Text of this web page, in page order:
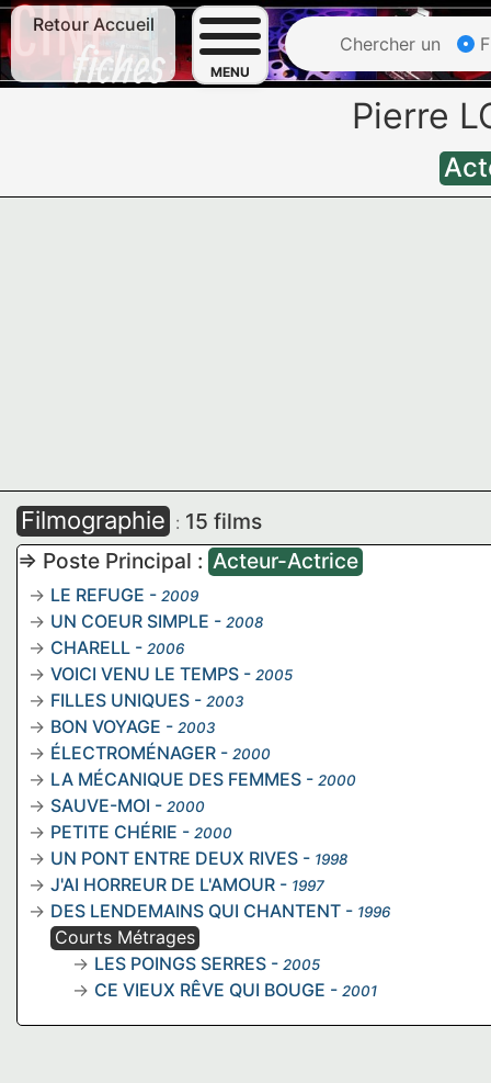
Retour Accueil
MENU
Chercher un
Pierre
Filmographie : 15 films
=> Poste Principal : Acteur-Actrice
LE REFUGE - 2009
UN COEUR SIMPLE - 2008
CHARELL - 2006
VOICI VENU LE TEMPS - 2005
FILLES UNIQUES - 2003
BON VOYAGE - 2003
ÉLECTROMÉNAGER - 2000
LA MÉCANIQUE DES FEMMES - 2000
SAUVE-MOI - 2000
PETITE CHÉRIE - 2000
UN PONT ENTRE DEUX RIVES - 1998
J'AI HORREUR DE L'AMOUR - 1997
DES LENDEMAINS QUI CHANTENT - 1996
Courts Métrages
LES POINGS SERRES - 2005
CE VIEUX RÊVE QUI BOUGE - 2001